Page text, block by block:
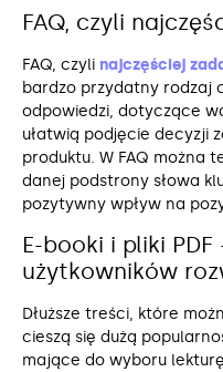
FAQ, czyli
FAQ, czyli najczęściej
bardzo przydatny rodzaj
odpowiedzi, dotyczące
ułatwią podjęcie decyzji
produktu. W FAQ można
danej podstrony słowa
pozytywny wpływ na
E-booki i pliki
użytkowników
Dłuższe treści, które
cieszą się dużą
mające do wyboru